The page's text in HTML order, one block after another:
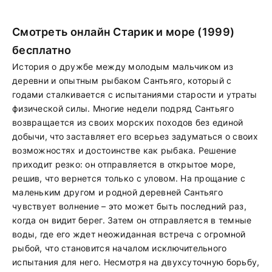
Смотреть онлайн Старик и море (1999)
бесплатно
История о дружбе между молодым мальчиком из
деревни и опытным рыбаком Сантьяго, который с
годами сталкивается с испытаниями старости и утраты
физической силы. Многие недели подряд Сантьяго
возвращается из своих морских походов без единой
добычи, что заставляет его всерьез задуматься о своих
возможностях и достоинстве как рыбака. Решение
приходит резко: он отправляется в открытое море,
решив, что вернется только с уловом. На прощание с
маленьким другом и родной деревней Сантьяго
чувствует волнение – это может быть последний раз,
когда он видит берег. Затем он отправляется в темные
воды, где его ждет неожиданная встреча с огромной
рыбой, что становится началом исключительного
испытания для него. Несмотря на двухсуточную борьбу,